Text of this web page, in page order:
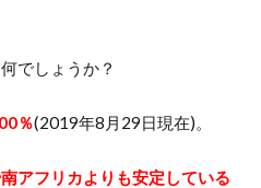
でしょうか？
％(2019年8月29日現在)。
アフリカよりも安定している